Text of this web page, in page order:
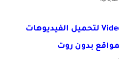
تطبيق Videoder لتحميل الفيديوهات
بدون روت